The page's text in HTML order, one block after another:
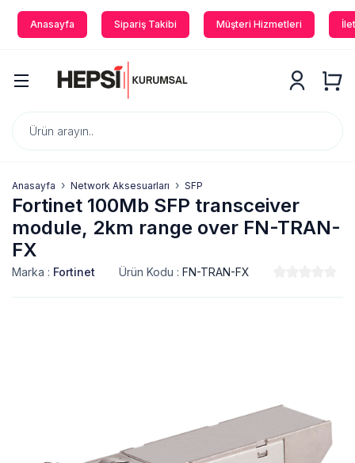
Anasayfa Sipariş Takibi Müşteri Hizmetleri
Anasayfa Network Aksesuarları SFP
Fortinet 100Mb SFP transceiver
module, 2km range over FN-TRAN-
FX
Marka : Fortinet Ürün Kodu : FN-TRAN-FX